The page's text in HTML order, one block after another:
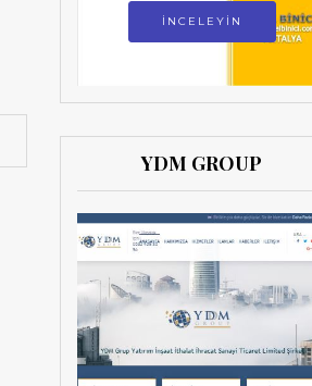
İNCELEYİN
YDM GROUP